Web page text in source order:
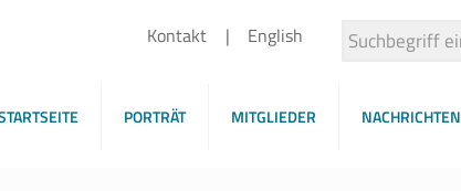
Kontakt English
PORTRÄT MITGLIEDER NACHRICHTEN